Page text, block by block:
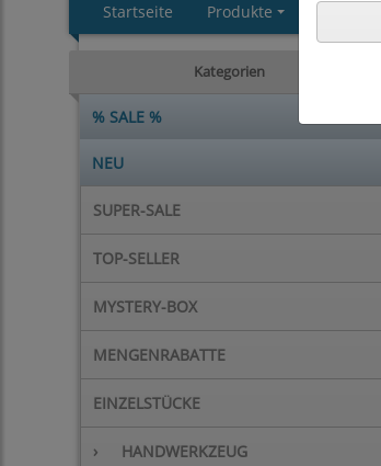
Startseite Produkte
Kategorien
% SALE %
NEU
SUPER-SALE
TOP-SELLER
MYSTERY-BOX
MENGENRABATTE
EINZELSTÜCKE
› HANDWERKZEUG